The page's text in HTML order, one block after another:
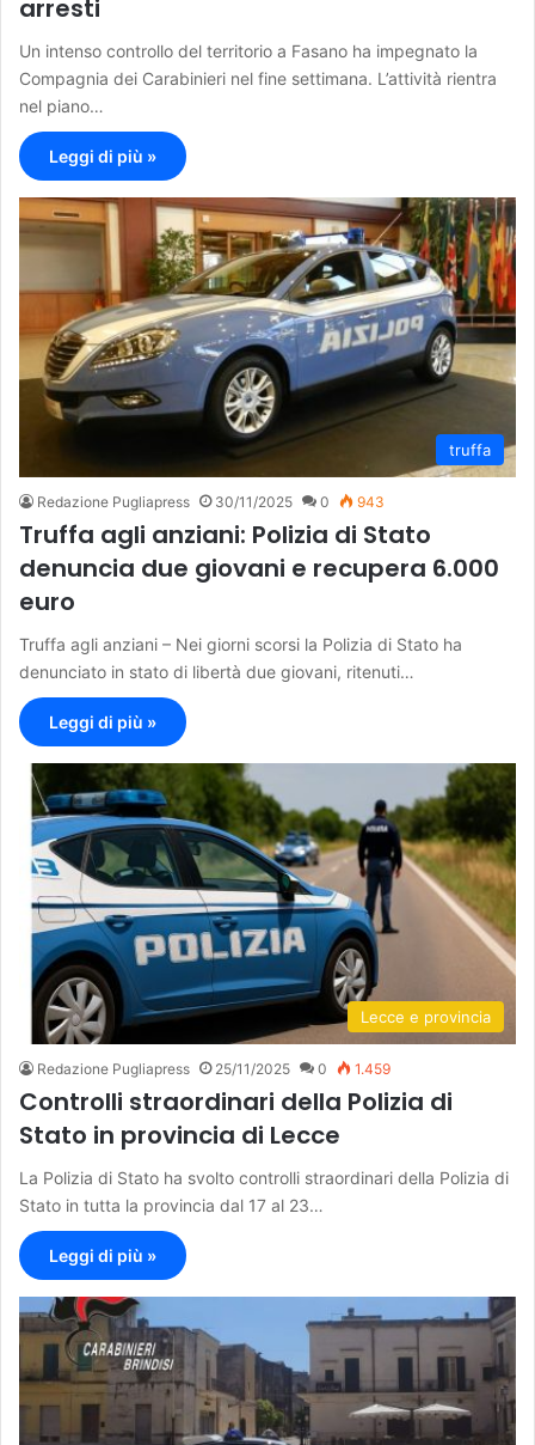
arresti
Un intenso controllo del territorio a Fasano ha impegnato la
Compagnia dei Carabinieri nel fine settimana. L’attività rientra
nel piano…
Leggi di più »
truffa
Redazione Pugliapress 30/11/2025 0 943
Truffa agli anziani: Polizia di Stato
denuncia due giovani e recupera 6.000
euro
Truffa agli anziani – Nei giorni scorsi la Polizia di Stato ha
denunciato in stato di libertà due giovani, ritenuti…
Leggi di più »
Lecce e provincia
Redazione Pugliapress 25/11/2025 0 1.459
Controlli straordinari della Polizia di
Stato in provincia di Lecce
La Polizia di Stato ha svolto controlli straordinari della Polizia di
Stato in tutta la provincia dal 17 al 23…
Leggi di più »